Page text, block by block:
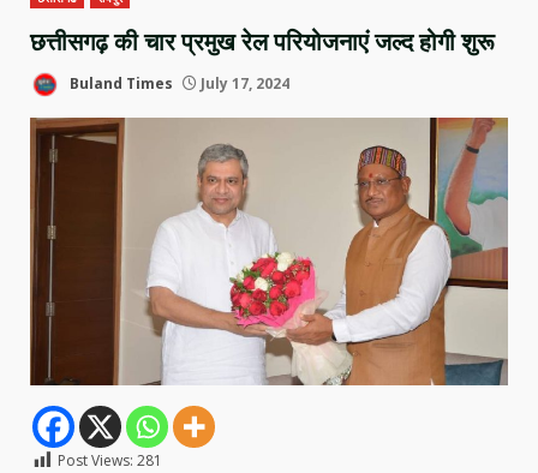
छत्तीसगढ़ की चार प्रमुख रेल परियोजनाएं जल्द होगी शुरू
Buland Times July 17, 2024
Post Views: 281